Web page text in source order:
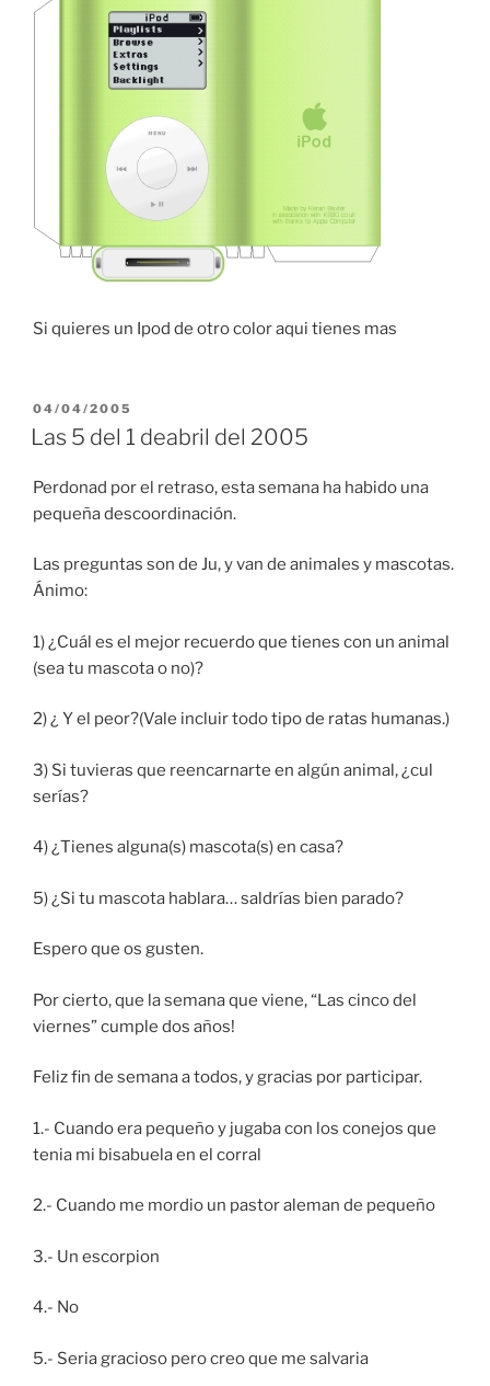
Si quieres un Ipod de otro color aqui tienes mas
POSTED
ON
04/04/2005
Las 5 del 1 deabril del 2005
Perdonad por el retraso, esta semana ha habido una
pequeña descoordinación.
Las preguntas son de Ju, y van de animales y mascotas.
Ánimo:
1) ¿Cuál es el mejor recuerdo que tienes con un animal
(sea tu mascota o no)?
2) ¿ Y el peor?(Vale incluir todo tipo de ratas humanas.)
3) Si tuvieras que reencarnarte en algún animal, ¿cul
serías?
4) ¿Tienes alguna(s) mascota(s) en casa?
5) ¿Si tu mascota hablara… saldrías bien parado?
Espero que os gusten.
Por cierto, que la semana que viene, “Las cinco del
viernes” cumple dos años!
Feliz fin de semana a todos, y gracias por participar.
1.- Cuando era pequeño y jugaba con los conejos que
tenia mi bisabuela en el corral
2.- Cuando me mordio un pastor aleman de pequeño
3.- Un escorpion
4.- No
5.- Seria gracioso pero creo que me salvaria